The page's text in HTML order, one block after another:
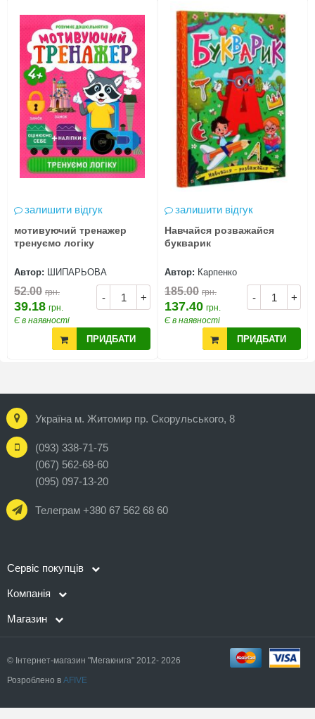
залишити відгук
мотивуючий тренажер
тренуємо логіку
Автор: ШИПАРЬОВА
- +
52.00 грн.
39.18 грн.
Є в наявності
ПРИДБАТИ
залишити відгук
Навчайся розважайся
букварик
Автор: Карпенко
- +
185.00 грн.
137.40 грн.
Є в наявності
ПРИДБАТИ
Україна м. Житомир пр. Скорульського, 8
(093) 338-71-75
(067) 562-68-60
(095) 097-13-20
Телеграм +380 67 562 68 60
Сервіс покупців
Компанія
Магазин
© Інтернет-магазин "Мегакнига" 2012- 2026
Розроблено в AFIVE